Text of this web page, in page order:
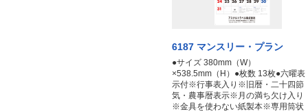
6187 マンスリー・プラン
●サイズ 380mm（W）
×538.5mm（H）●枚数 13枚●六曜表
示付※行事表入り※旧暦・二十四節
気・農事暦表示※月の満ち欠け入り
※金具を使わない紙製本※専用筒状